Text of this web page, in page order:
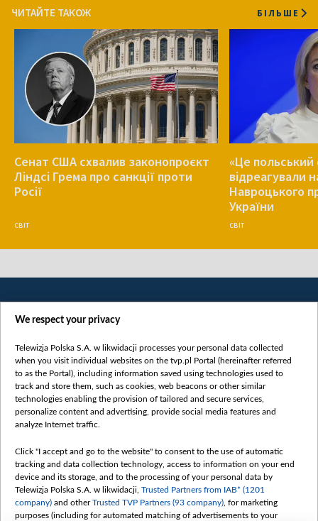
ЧИТАЙТЕ ТАКОЖ БІЛЬШЕ
Сенат США схвалив законопроєкт
Ліндсі Грема про санкції проти
Росії
СВІТ
«Це польський
відреагували
Навроцького
України
СВІТ
Категорії
Новини
Докладно
Погляд
Цікаво
Slawa.tv
We respect your privacy
Telewizja Polska S.A. w likwidacji processes your personal data collected
when you visit individual websites on the tvp.pl Portal (hereinafter referred
to as the Portal), including information saved using technologies used to
track and store them, such as cookies, web beacons or other similar
technologies enabling the provision of tailored and secure services,
personalize content and advertising, provide social media features and
analyze Internet traffic.
Click "I accept and go to the website" to consent to the use of automatic
tracking and data collection technology, access to information on your end
device and its storage, and to the processing of your personal data by
Telewizja Polska S.A. w likwidacji, Trusted Partners from IAB* (1201
company) and otherTrusted TVP Partners (93 company) , for marketing
purposes (including for automated matching of advertisements to your